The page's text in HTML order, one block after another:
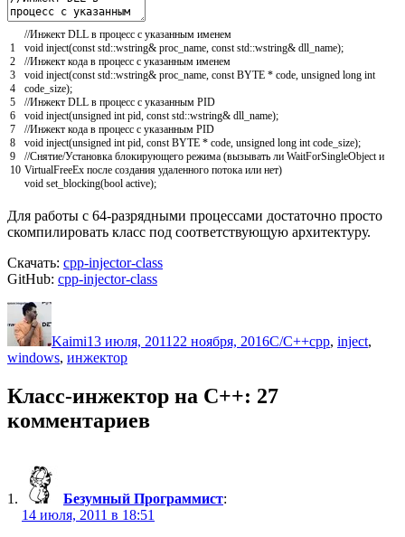
1
2
3
4
5
6
7
8
9
10
//Инжект DLL в процесс с указанным именем
void inject(const std::wstring& proc_name, const std::wstring& dll_name);
//Инжект кода в процесс с указанным именем
void inject(const std::wstring& proc_name, const BYTE * code, unsigned long int
code_size);
//Инжект DLL в процесс с указанным PID
void inject(unsigned int pid, const std::wstring& dll_name);
//Инжект кода в процесс с указанным PID
void inject(unsigned int pid, const BYTE * code, unsigned long int code_size);
//Снятие/Установка блокирующего режима (вызывать ли WaitForSingleObject и
VirtualFreeEx после создания удаленного потока или нет)
void set_blocking(bool active);
Для работы с 64-разрядными процессами достаточно просто
скомпилировать класс под соответствующую архитектуру.
Скачать: cpp-injector-class
GitHub: cpp-injector-class
Автор
Kaimi13 июля, 201122 ноября, 2016C/C++cpp, inject,
windows, инжектор
Класс-инжектор на C++: 27
комментариев
Безумный Программист:
14 июля, 2011 в 18:51